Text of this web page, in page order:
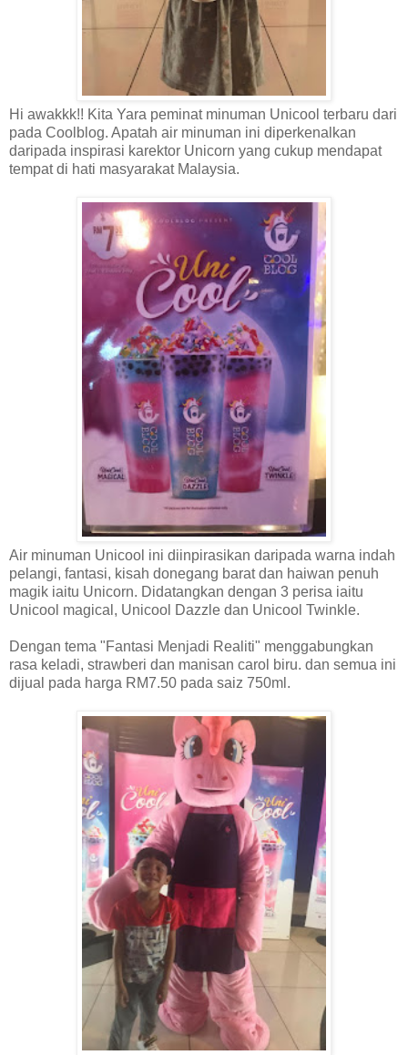
Hi awakkk!! Kita Yara peminat minuman Unicool terbaru dari
pada Coolblog. Apatah air minuman ini diperkenalkan
daripada inspirasi karektor Unicorn yang cukup mendapat
tempat di hati masyarakat Malaysia.
Air minuman Unicool ini diinpirasikan daripada warna indah
pelangi, fantasi, kisah donegang barat dan haiwan penuh
magik iaitu Unicorn. Didatangkan dengan 3 perisa iaitu
Unicool magical, Unicool Dazzle dan Unicool Twinkle.
Dengan tema "Fantasi Menjadi Realiti" menggabungkan
rasa keladi, strawberi dan manisan carol biru. dan semua ini
dijual pada harga RM7.50 pada saiz 750ml.